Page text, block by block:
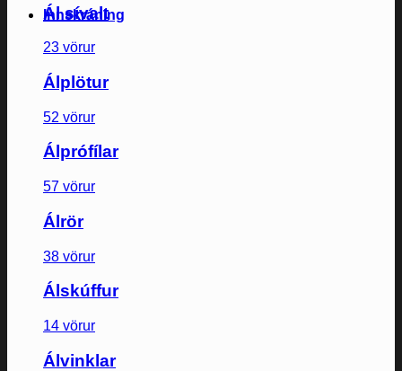
Innskráning
Ál sívalt
23 vörur
Álplötur
52 vörur
Álprófílar
57 vörur
Álrör
38 vörur
Álskúffur
14 vörur
Álvinklar